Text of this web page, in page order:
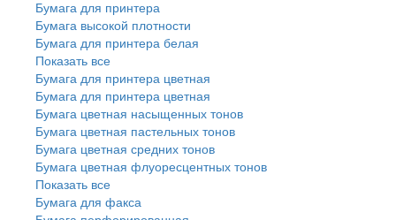
Бумага для принтера
Бумага высокой плотности
Бумага для принтера белая
Показать все
Бумага для принтера цветная
Бумага для принтера цветная
Бумага цветная насыщенных тонов
Бумага цветная пастельных тонов
Бумага цветная средних тонов
Бумага цветная флуоресцентных тонов
Показать все
Бумага для факса